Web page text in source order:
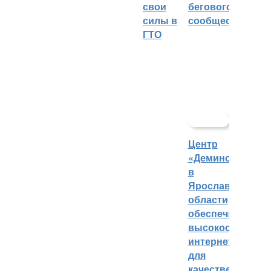
свои
силы в
ГТО
бегового
сообщества
Центр
«Демино»
в
Ярославской
области
обеспечивают
интернетом
для